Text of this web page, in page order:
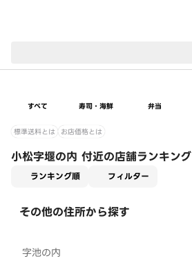
すべて 寿司・海鮮 弁当
標準送料とは お店価格とは
小松字堰の内 付近の店舗ランキング
ランキング順 フィルター
その他の住所から探す
字池の内